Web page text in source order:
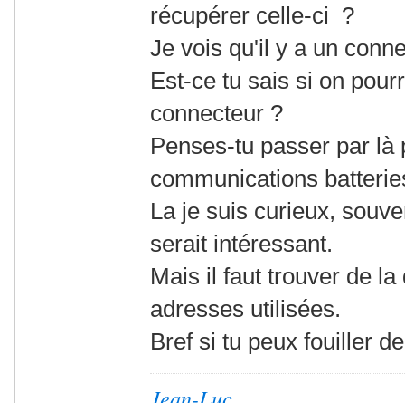
récupérer celle-ci ?
Je vois qu'il y a un
Est-ce tu sais si on
connecteur ?
Penses-tu passer par là
communications
La je suis curieux,
serait intéressant.
Mais il faut trouver de
adresses utilisées.
Bref si tu peux fouiller